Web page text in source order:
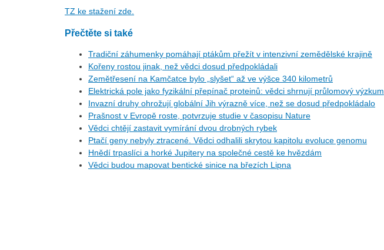
TZ ke stažení zde.
Přečtěte si také
Tradiční záhumenky pomáhají ptákům přežít v intenzivní zemědělské krajině
Kořeny rostou jinak, než vědci dosud předpokládali
Zemětřesení na Kamčatce bylo „slyšet“ až ve výšce 340 kilometrů
Elektrická pole jako fyzikální přepínač proteinů: vědci shrnují průlomový výzkum
Invazní druhy ohrožují globální Jih výrazně více, než se dosud předpokládalo
Prašnost v Evropě roste, potvrzuje studie v časopisu Nature
Vědci chtějí zastavit vymírání dvou drobných rybek
Ptačí geny nebyly ztracené. Vědci odhalili skrytou kapitolu evoluce genomu
Hnědí trpaslíci a horké Jupitery na společné cestě ke hvězdám
Vědci budou mapovat bentické sinice na březích Lipna